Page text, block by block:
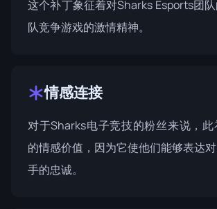
这个补丁象征着对Sharks Esports团
队竞争游戏的激情精神。
情感连接
对于Sharks电子竞技的粉丝来说，
的情感价值，因为它使他们能够表达
手的忠诚。